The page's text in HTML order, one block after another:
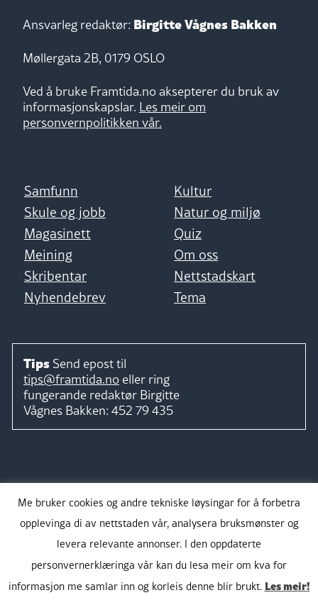
Ansvarleg redaktør: Birgitte Vågnes Bakken
Møllergata 2B, 0179 OSLO
Ved å bruke Framtida.no aksepterer du bruk av
informasjonskapslar. Les meir om
personvernpolitikken vår.
Samfunn
Kultur
Skule og jobb
Natur og miljø
Magasinett
Quiz
Meining
Om oss
Skribentar
Nettstadskart
Nyhendebrev
Tema
Tips Send epost til
tips@framtida.no eller ring
fungerande redaktør Birgitte
Vågnes Bakken: 452 79 435
Takk for støtta:
Me bruker cookies og andre tekniske løysingar for å forbetra
opplevinga di av nettstaden vår, analysera bruksmønster og
levera relevante annonser. I den oppdaterte
personvernerklæringa vår kan du lesa meir om kva for
informasjon me samlar inn og korleis denne blir brukt. Les meir!